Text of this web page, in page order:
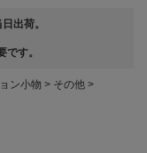
出荷。
す。
ン小物
その他